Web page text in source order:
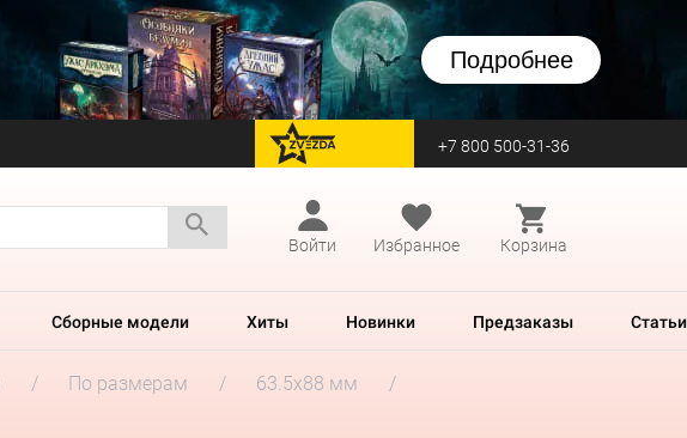
Подробнее
перейти на Zvezda +7 800 500-31-36
Войти
Избранное Корзина
Сборные модели Хиты Новинки Предзаказы Статьи
По размерам
63.5x88 мм